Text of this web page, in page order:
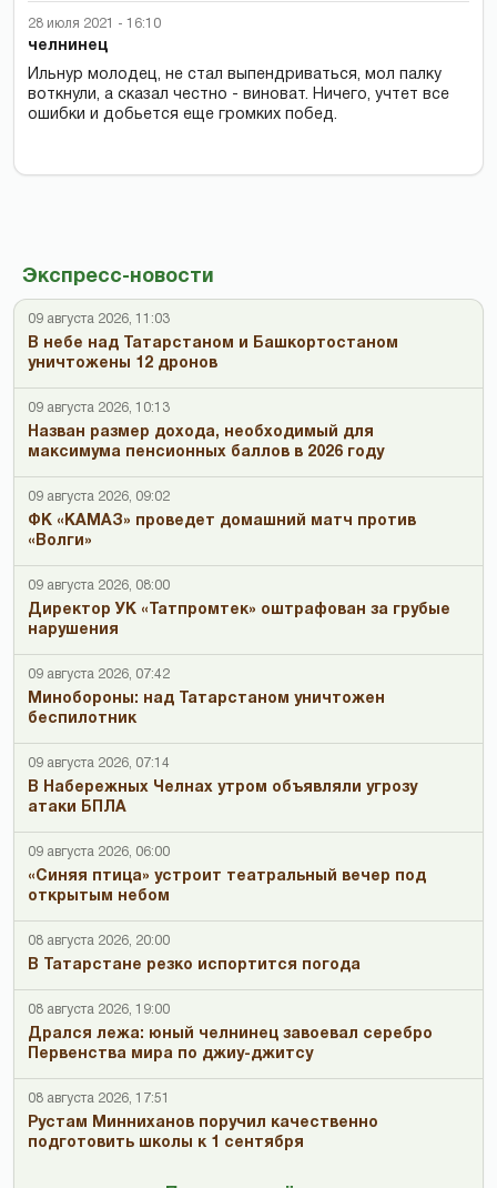
Экспресс-новости
09 августа 2026, 11:03
В небе над Татарстаном и Башкортостаном
уничтожены 12 дронов
09 августа 2026, 10:13
Назван размер дохода, необходимый для
максимума пенсионных баллов в 2026 году
09 августа 2026, 09:02
ФК «КАМАЗ» проведет домашний матч против
«Волги»
09 августа 2026, 08:00
Директор УК «Татпромтек» оштрафован за грубые
нарушения
09 августа 2026, 07:42
Минобороны: над Татарстаном уничтожен
беспилотник
09 августа 2026, 07:14
В Набережных Челнах утром объявляли угрозу
атаки БПЛА
09 августа 2026, 06:00
«Синяя птица» устроит театральный вечер под
открытым небом
08 августа 2026, 20:00
В Татарстане резко испортится погода
08 августа 2026, 19:00
Дрался лежа: юный челнинец завоевал серебро
Первенства мира по джиу-джитсу
08 августа 2026, 17:51
Рустам Минниханов поручил качественно
подготовить школы к 1 сентября
28 июля 2021 - 16:10
челнинец
Ильнур молодец, не стал выпендриваться, мол палку
воткнули, а сказал честно - виноват. Ничего, учтет все
ошибки и добьется еще громких побед.